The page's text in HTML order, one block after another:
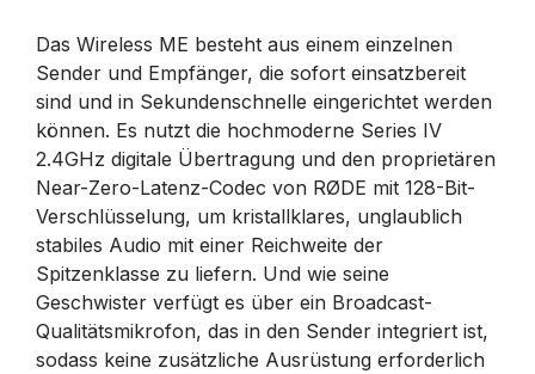
Das Wireless ME besteht aus einem einzelnen
Sender und Empfänger, die sofort einsatzbereit
sind und in Sekundenschnelle eingerichtet werden
können. Es nutzt die hochmoderne Series IV
2.4GHz digitale Übertragung und den proprietären
Near-Zero-Latenz-Codec von RØDE mit 128-Bit-
Verschlüsselung, um kristallklares, unglaublich
stabiles Audio mit einer Reichweite der
Spitzenklasse zu liefern. Und wie seine
Geschwister verfügt es über ein Broadcast-
Qualitätsmikrofon, das in den Sender integriert ist,
sodass keine zusätzliche Ausrüstung erforderlich